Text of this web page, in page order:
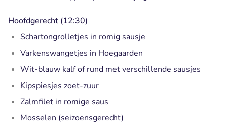
Hoofdgerecht (12:30)
Schartongrolletjes in romig sausje
Varkenswangetjes in Hoegaarden
Wit-blauw kalf ofrund met verschillende sausjes
Kipspiesjes zoet-zuur
Zalmfilet in romige saus
Mosselen (seizoensgerecht)